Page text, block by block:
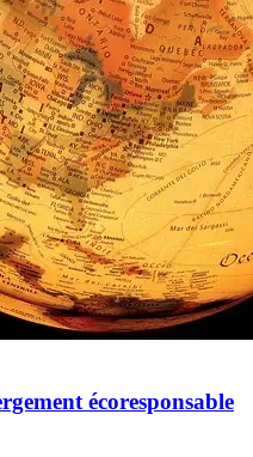
écoresponsable